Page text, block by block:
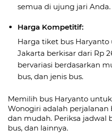
semua di ujung jari Anda.
Harga Kompetitif:
Harga tiket bus
Jakarta berkisar dari Rp
bervariasi berdasarkan
bus, dan jenis bus.
Memilih bus Haryanto
Wonogiri adalah perjalanan
dan mudah. Periksa jadwal
bus, dan lainnya.